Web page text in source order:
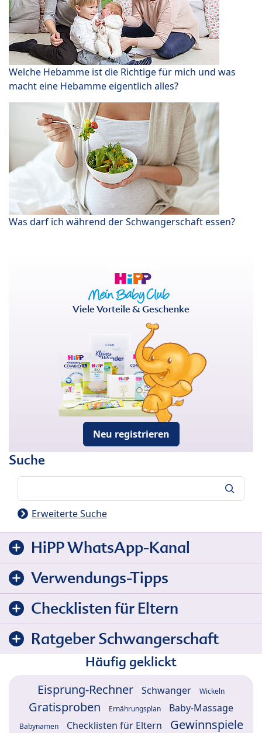
Welche Hebamme ist die Richtige für mich und was
macht eine Hebamme eigentlich alles?
Was darf ich während der Schwangerschaft essen?
Viele Vorteile & Geschenke
Neu registrieren
Suche
Erweiterte Suche
HiPP WhatsApp-Kanal
Verwendungs-Tipps
Checklisten für Eltern
Ratgeber Schwangerschaft
Häufig geklickt
Eisprung-Rechner Schwanger Wickeln
Gratisproben Ernährungsplan Baby-Massage
Babynamen Checklisten für Eltern
Gewinnspiele